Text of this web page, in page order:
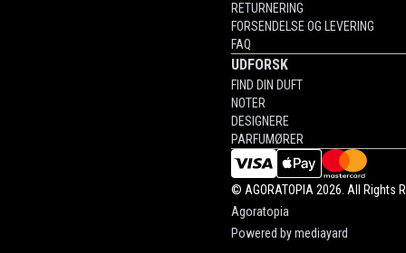
RETURNERING
FORSENDELSE OG LEVERING
FAQ
UDFORSK
FIND DIN DUFT
NOTER
DESIGNERE
PARFUMØRER
© AGORATOPIA 2026. All Rights
Agoratopia
Powered bymediayard